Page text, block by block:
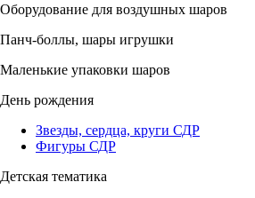
Оборудование для воздушных шаров
Панч-боллы, шары игрушки
Маленькие упаковки шаров
День рождения
Звезды, сердца, круги СДР
Фигуры СДР
Детская тематика